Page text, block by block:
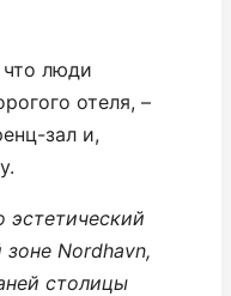
люди
отеля, –
зал и,
эстетический
Nordhavn,
столицы